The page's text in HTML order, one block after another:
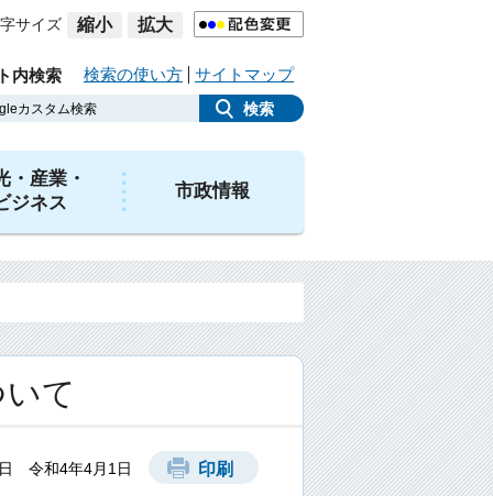
サイズ 縮小 拡大
内検索 検索の使い方 サイトマップ
・産業・
ジネス
市政情報
て
印刷
令和4年4月1日